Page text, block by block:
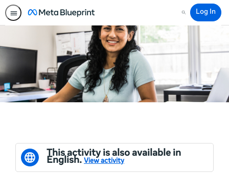
Search
Log In
This activity is also available in
English. View activity